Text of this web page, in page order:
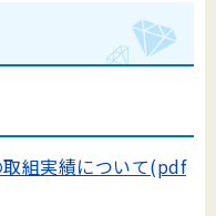
組実績について(pdf